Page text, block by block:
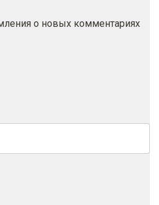
о новых комментариях